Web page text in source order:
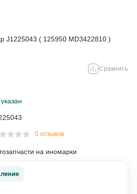
Сравнить
0 отзывов
на иномарки